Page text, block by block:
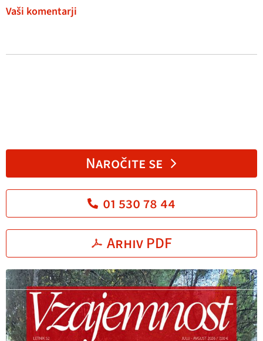
Vaši komentarji
Naročite se
01 530 78 44
Arhiv PDF